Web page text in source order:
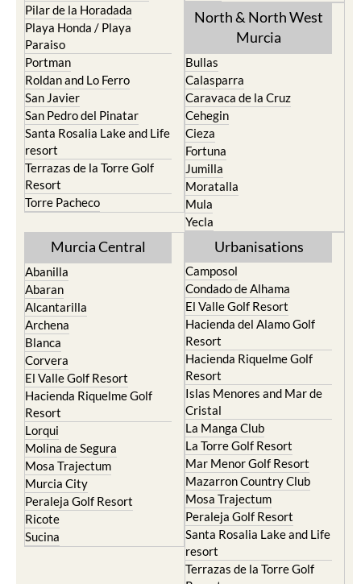
Pilar de la Horadada
Playa Honda / Playa
Paraiso
Portman
Roldan and Lo Ferro
San Javier
San Pedro del Pinatar
Santa Rosalia Lake and Life
resort
Terrazas de la Torre Golf
Resort
Torre Pacheco
North & North West
Murcia
Bullas
Calasparra
Caravaca de la Cruz
Cehegin
Cieza
Fortuna
Jumilla
Moratalla
Mula
Yecla
Murcia Central
Abanilla
Abaran
Alcantarilla
Archena
Blanca
Corvera
El Valle Golf Resort
Hacienda Riquelme Golf
Resort
Lorqui
Molina de Segura
Mosa Trajectum
Murcia City
Peraleja Golf Resort
Ricote
Sucina
Urbanisations
Camposol
Condado de Alhama
El Valle Golf Resort
Hacienda del Alamo Golf
Resort
Hacienda Riquelme Golf
Resort
Islas Menores and Mar de
Cristal
La Manga Club
La Torre Golf Resort
Mar Menor Golf Resort
Mazarron Country Club
Mosa Trajectum
Peraleja Golf Resort
Santa Rosalia Lake and Life
resort
Terrazas de la Torre Golf